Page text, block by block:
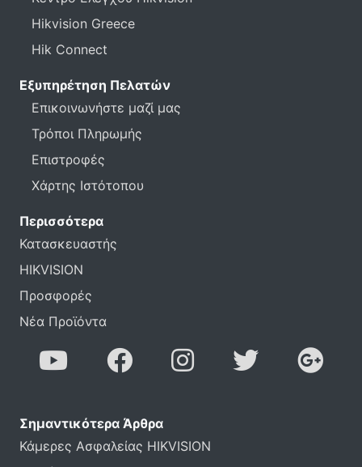
Hikvision Greece
Hik Connect
Εξυπηρέτηση Πελατών
Επικοινωνήστε μαζί μας
Τρόποι Πληρωμής
Επιστροφές
Χάρτης Ιστότοπου
Περισσότερα
Κατασκευαστής
HIKVISION
Προσφορές
Νέα Προϊόντα
Σημαντικότερα Άρθρα
Κάμερες Ασφαλείας HIKVISION